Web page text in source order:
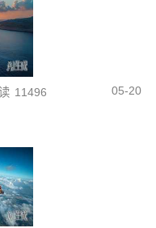
11496 05-20